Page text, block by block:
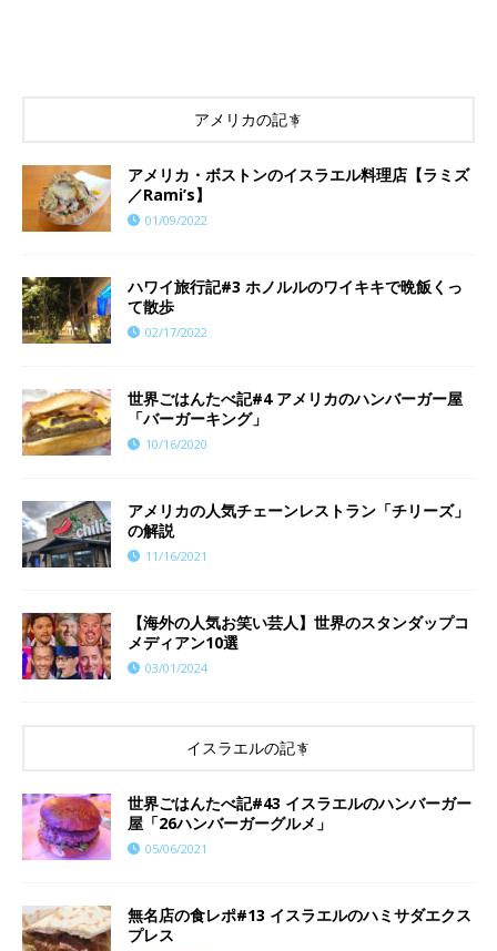
アメリカの記事
アメリカ・ボストンのイスラエル料理店【ラミズ
／Rami’s】
01/09/2022
ハワイ旅行記#3 ホノルルのワイキキで晩飯くっ
て散歩
02/17/2022
世界ごはんたべ記#4 アメリカのハンバーガー屋
「バーガーキング」
10/16/2020
アメリカの人気チェーンレストラン「チリーズ」
の解説
11/16/2021
【海外の人気お笑い芸人】世界のスタンダップコ
メディアン10選
03/01/2024
イスラエルの記事
世界ごはんたべ記#43 イスラエルのハンバーガー
屋「26ハンバーガーグルメ」
05/06/2021
無名店の食レポ#13 イスラエルのハミサダエクス
プレス